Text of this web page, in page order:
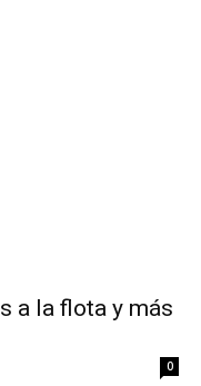
a la flota y más
0